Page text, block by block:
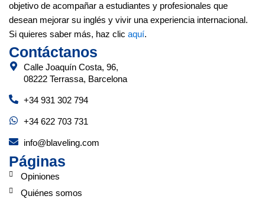
objetivo de acompañar a estudiantes y profesionales que
desean mejorar su inglés y vivir una experiencia internacional.
Si quieres saber más, haz clic aquí.
Contáctanos
Calle Joaquín Costa, 96,
08222 Terrassa, Barcelona
+34 931 302 794
+34 622 703 731
info@blaveling.com
Páginas
Opiniones
Quiénes somos